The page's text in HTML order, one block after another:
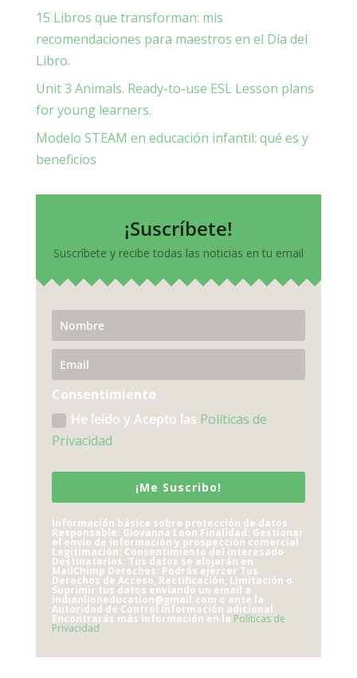
15 Libros que transforman: mis
recomendaciones para maestros en el Día del
Libro.
Unit 3 Animals. Ready-to-use ESL Lesson plans
for young learners.
Modelo STEAM en educación infantil: qué es y
beneficios
¡Suscríbete!
Suscríbete y recibe todas las noticias en tu email
Consentimiento
He leído y Acepto las Políticas de
Privacidad
¡Me Suscribo!
Información básica sobre protección de datos
Responsable: Giovanna Leon Finalidad: Gestionar
el envío de información y prospección comercial
Legitimación: Consentimiento del interesado
Destinatarios: Tus datos se alojarán en
MailChimp Derechos: Podrás ejercer Tus
Derechos de Acceso, Rectificación, Limitación o
Suprimir tus datos enviando un email a
indianlioneducation@gmail.com o ante la
Autoridad de Control Información adicional.
Encontrarás más información en la Políticas de
Privacidad